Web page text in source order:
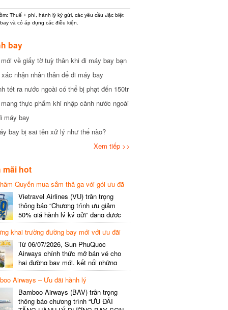
Thuế + phí, hành lý ký gửi, các yêu cầu đặc biệt
và có áp dụng các điều kiện.
bay
về giấy tờ tuỳ thân khi đi máy bay bạn
nhận nhân thân để đi máy bay
tét ra nước ngoài có thể bị phạt đến 150tr
thực phẩm khi nhập cảnh nước ngoài
bay
bay bị sai tên xử lý như thế nào?
Xem tiếp >>
hot
Quyến mua sắm thả ga với gói ưu đã
gói cước
Vietravel Airlines (VU) trân trọng
thông báo “Chương trình ưu giảm
50% giá hành lý ký gửi” đang được
triển khai cho đường bay quốc tế mới
kết nối từ TP. Hồ Chí Minh
(SGN) đi Thâm Quyến – Trung Quốc
(SZX), chi tiết như sau: LỊCH BAY
CHI TIẾT Đường bay SHCB Giờ khởi
hành Giờ đến Tần suất…
khai trường đường bay mới với ưu đãi
Từ 06/07/2026, Sun PhuQuoc
Airways chính thức mở bán vé cho
hai đường bay mới, kết nối những
điểm đến giàu trải nghiệm, giúp hành
khách khám phá vẻ đẹp thiên nhiên
và văn hóa của miền Trung Việt Nam.
Thông tin đường bay mới Đường bay
Airways – Ưu đãi hành lý
Bamboo Airways (BAV) trân trọng
thông báo chương trình “ƯU ĐÃI